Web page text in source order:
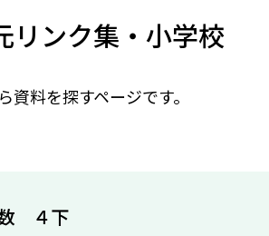
リンク集・小学校
資料を探すページです。
４下